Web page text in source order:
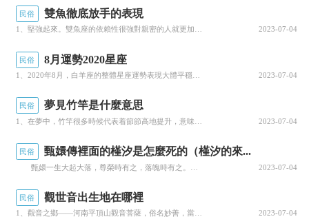
行上也是純粹不雜的，有陽剛正位的特點，所以男
那麼有一個問題，既然是四正方位，為啥隻有
三個月呢？其實還缺了一個子月，子午卯酉合起來
才叫四正，那麼為什麼子月被排除了呢？因為子月
已經進入冬天，萬物伏藏，在古代農耕社會的冬天
是萬物寂滅的象征，因此不取子月，也就是冬月。
女占三六九中的三六九三個月，分别對應的是
辰月、未月、戌月。這三個月份在十二地支中屬
民俗 雙魚徹底放手的表現
1、堅強起來。雙魚座的依賴性很強對親密的人就更加如此當她忽然堅強起來不需要依賴你或者你主動向她提供，... 2023-07-04
民俗 8月運勢2020星座
2023-07-04
民俗 夢見竹竿是什麼意思
2023-07-04
民俗 甄嬛傳裡面的槿汐是怎麼死的（槿汐的來...
2023-07-04
民俗 觀世音出生地在哪裡
1、觀音之鄉——河南平頂山觀音菩薩，俗名妙善，當地人稱“三皇姑”或“三公主”。她在河南省平頂山市寶豐... 2023-07-04